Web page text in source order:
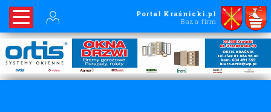
Portal Kraśnicki.pl
Baza firm